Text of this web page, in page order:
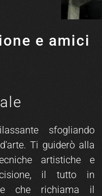
e amici
sfogliando
Ti guiderò alla
artistiche e
il tutto in
che richiama il